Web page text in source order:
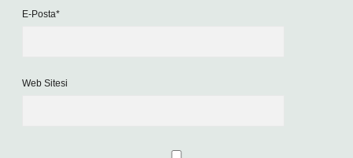
E-Posta*
Web Sitesi